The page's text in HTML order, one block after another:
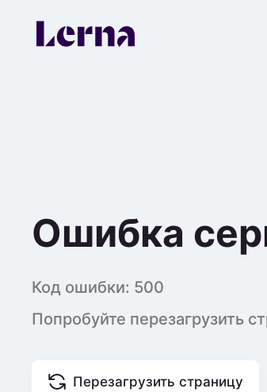
Ошибка
Код ошибки: 500
Попробуйте перезагрузить
Перезагрузить страницу